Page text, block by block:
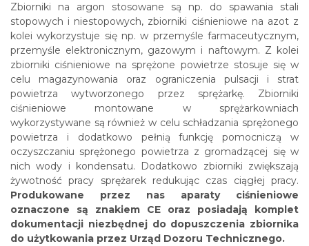
Zbiorniki na argon stosowane są np. do spawania stali
stopowych i niestopowych, zbiorniki ciśnieniowe na azot z
kolei wykorzystuje się np. w przemyśle farmaceutycznym,
przemyśle elektronicznym, gazowym i naftowym. Z kolei
zbiorniki ciśnieniowe na sprężone powietrze stosuje się w
celu magazynowania oraz ograniczenia pulsacji i strat
powietrza wytworzonego przez sprężarkę. Zbiorniki
ciśnieniowe montowane w sprężarkowniach
wykorzystywane są również w celu schładzania sprężonego
powietrza i dodatkowo pełnią funkcję pomocniczą w
oczyszczaniu sprężonego powietrza z gromadzącej się w
nich wody i kondensatu. Dodatkowo zbiorniki zwiększają
żywotność pracy sprężarek redukując czas ciągłej pracy.
Produkowane przez nas aparaty ciśnieniowe
oznaczone są znakiem CE oraz posiadają komplet
dokumentacji niezbędnej do dopuszczenia zbiornika
do użytkowania przez Urząd Dozoru Technicznego.